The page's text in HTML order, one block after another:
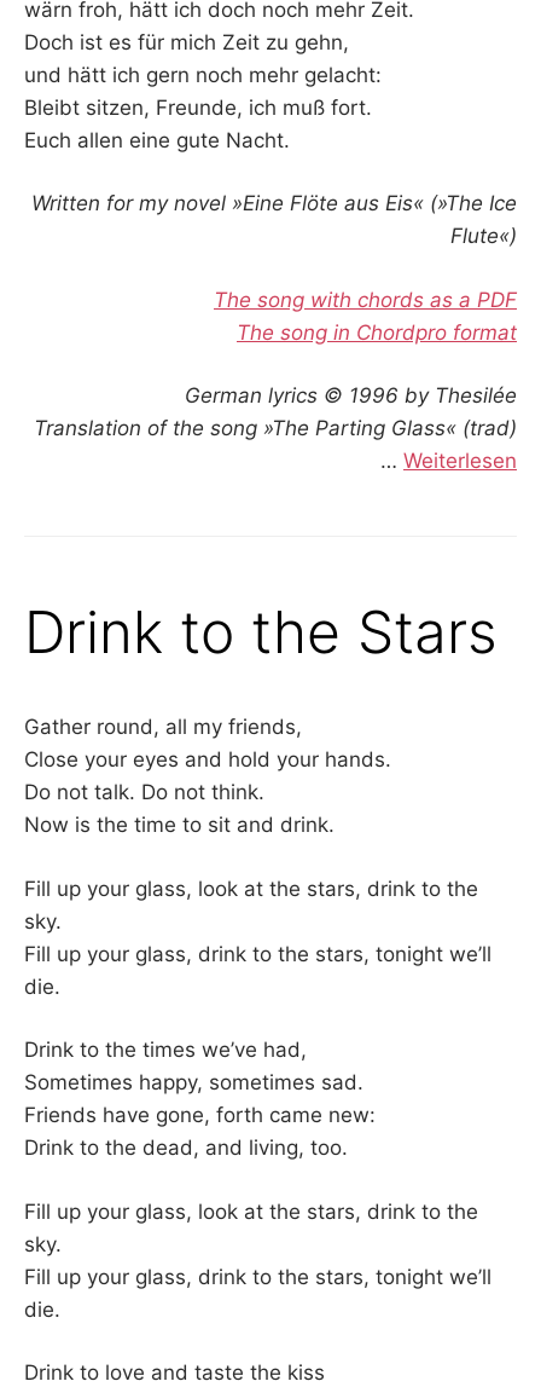
wärn froh, hätt ich doch noch mehr Zeit.
Doch ist es für mich Zeit zu gehn,
und hätt ich gern noch mehr gelacht:
Bleibt sitzen, Freunde, ich muß fort.
Euch allen eine gute Nacht.
Written for my novel »Eine Flöte aus Eis« (»The Ice
Flute«)
The song with chords as a PDF
The song in Chordpro format
German lyrics © 1996 by Thesilée
Translation of the song »The Parting Glass« (trad)
… Weiterlesen
Drink to the Stars
Gather round, all my friends,
Close your eyes and hold your hands.
Do not talk. Do not think.
Now is the time to sit and drink.
Fill up your glass, look at the stars, drink to the
sky.
Fill up your glass, drink to the stars, tonight we’ll
die.
Drink to the times we’ve had,
Sometimes happy, sometimes sad.
Friends have gone, forth came new:
Drink to the dead, and living, too.
Fill up your glass, look at the stars, drink to the
sky.
Fill up your glass, drink to the stars, tonight we’ll
die.
Drink to love and taste the kiss